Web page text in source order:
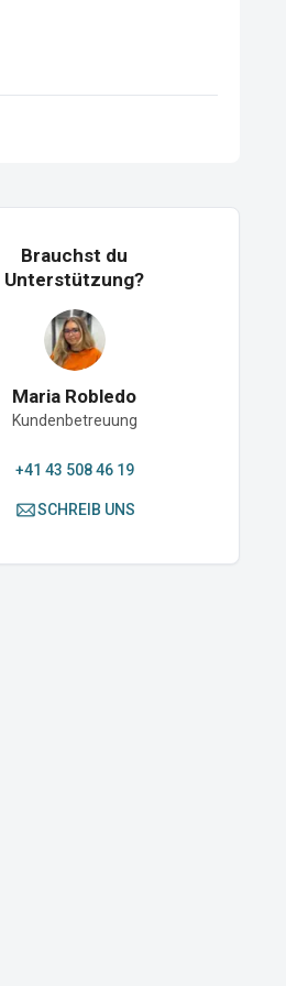
Brauchst du
Unterstützung?
Maria Robledo
Kundenbetreuung
+41 43 508 46 19
SCHREIB UNS